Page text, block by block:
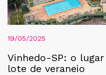
19/05/2025
Vinhedo-SP: o
lote de veraneio